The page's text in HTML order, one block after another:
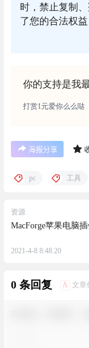
时，禁止复制
了您的合法权
你的支持是我
打赏1元爱你么么哒
海报分享
pc 工具
资源
MacForge苹果电脑
2021-4-8 8:48:20
0 条回复 A 文章